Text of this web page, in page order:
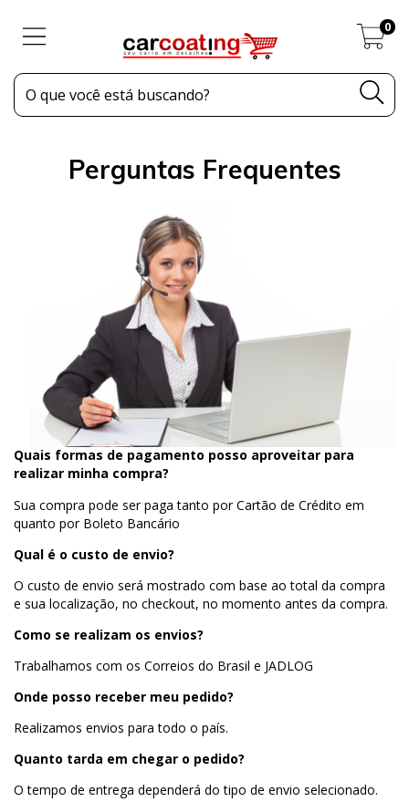
0
Perguntas Frequentes
Quais formas de pagamento posso aproveitar para
realizar minha compra?
Sua compra pode ser paga tanto por Cartão de Crédito em
quanto por Boleto Bancário
Qual é o custo de envio?
O custo de envio será mostrado com base ao total da compra
e sua localização, no checkout, no momento antes da compra.
Como se realizam os envios?
Trabalhamos com os Correios do Brasil e JADLOG
Onde posso receber meu pedido?
Realizamos envios para todo o país.
Quanto tarda em chegar o pedido?
O tempo de entrega dependerá do tipo de envio selecionado.